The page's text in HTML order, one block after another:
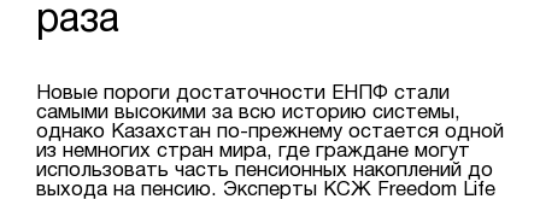
раза
Новые пороги достаточности ЕНПФ стали
самыми высокими за всю историю системы,
однако Казахстан по-прежнему остается одной
из немногих стран мира, где граждане могут
использовать часть пенсионных накоплений до
выхода на пенсию. Эксперты КСЖ Freedom Life